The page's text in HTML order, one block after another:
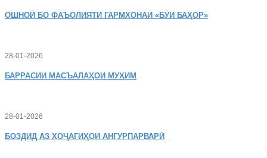
ОШНОӢ БО ФАЪОЛИЯТИ ГАРМХОНАИ «БӮИ БАҲОР»
28-01-2026
БАРРАСИИ МАСЪАЛАҲОИ МУҲИМ
28-01-2026
БОЗДИД АЗ ХОҶАГИҲОИ АНГУРПАРВАРӢ